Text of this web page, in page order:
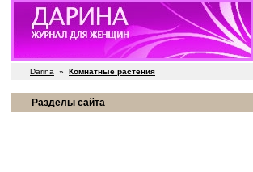
Darina » Комнатные растения
Разделы сайта